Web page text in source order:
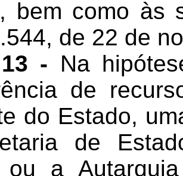
bem como às
de 22 de
- Na
de
do Estado,
de
ou a